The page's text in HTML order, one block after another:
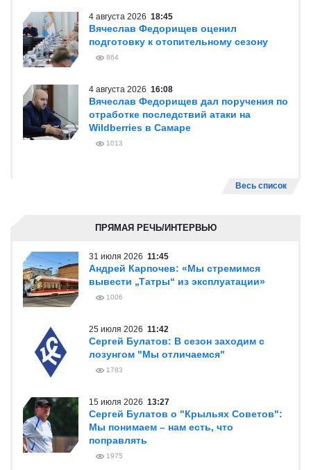
4 августа 2026 18:45
Вячеслав Федорищев оценил
подготовку к отопительному сезону
864
4 августа 2026 16:08
Вячеслав Федорищев дал поручения по
отработке последствий атаки на
Wildberries в Самаре
1013
Весь список
ПРЯМАЯ РЕЧЬ/ИНТЕРВЬЮ
31 июля 2026 11:45
Андрей Карпочев: «Мы стремимся
вывести „Татры“ из эксплуатации»
1006
25 июля 2026 11:42
Сергей Булатов: В сезон заходим с
лозунгом "Мы отличаемся"
1783
15 июля 2026 13:27
Сергей Булатов о "Крыльях Советов":
Мы понимаем – нам есть, что
поправлять
1975